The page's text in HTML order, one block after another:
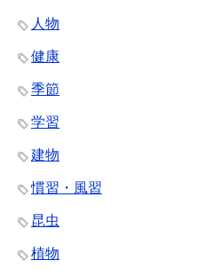
人物
健康
季節
学習
建物
慣習・風習
昆虫
植物